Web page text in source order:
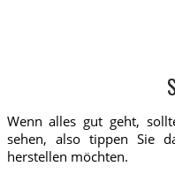
Wenn alles gut geht,
sehen, also tippen Sie
herstellen möchten.